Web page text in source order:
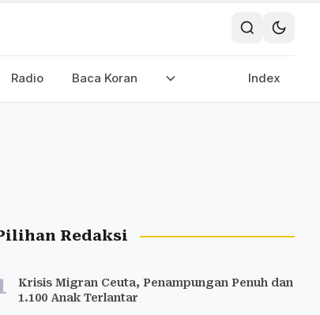
Radio Baca Koran Index
Redaksi
Krisis Migran Ceuta, Penampungan Penuh dan
1.100 Anak Terlantar